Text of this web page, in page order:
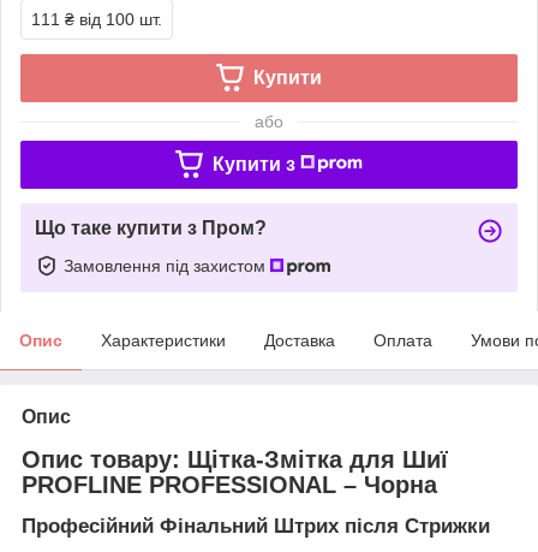
111 ₴ від 100 шт.
Купити
або
Купити з
Що таке купити з Пром?
Замовлення під захистом
Опис Характеристики Доставка Оплата Умови
Опис
Опис товару: Щітка-Змітка для Шиї
PROFLINE PROFESSIONAL – Чорна
Професійний Фінальний Штрих після Стрижки